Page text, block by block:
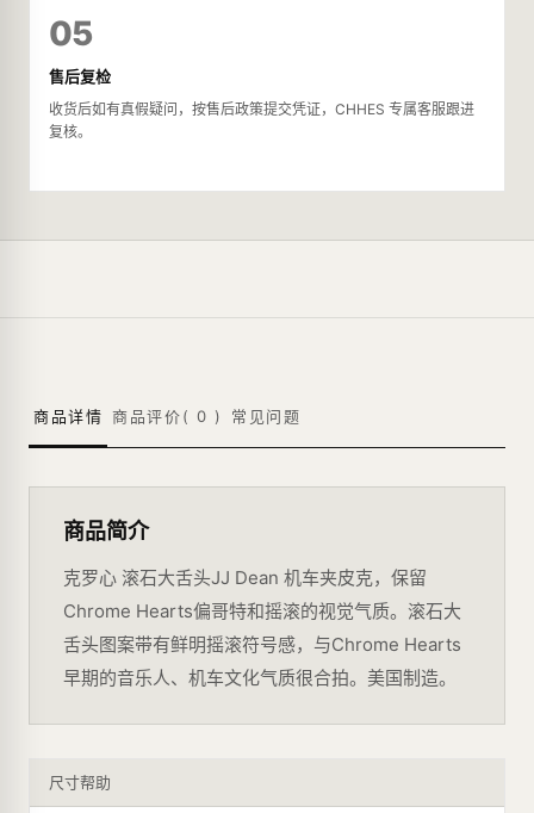
05
售后复检
收货后如有真假疑问，按售后政策提交凭证，CHHES 专属客服跟进
复核。
商品详情 商品评价( 0 ) 常见问题
商品简介
克罗心 滚石大舌头JJ Dean 机车夹皮克，保留
Chrome Hearts偏哥特和摇滚的视觉气质。滚石大
舌头图案带有鲜明摇滚符号感，与Chrome Hearts
早期的音乐人、机车文化气质很合拍。美国制造。
尺寸帮助